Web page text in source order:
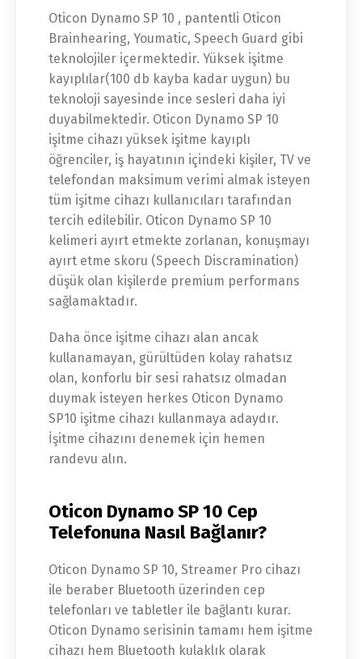
Oticon Dynamo SP 10 , pantentli Oticon
Brainhearing, Youmatic, Speech Guard gibi
teknolojiler içermektedir. Yüksek işitme
kayıplılar(100 db kayba kadar uygun) bu
teknoloji sayesinde ince sesleri daha iyi
duyabilmektedir. Oticon Dynamo SP 10
işitme cihazı yüksek işitme kayıplı
öğrenciler, iş hayatının içindeki kişiler, TV ve
telefondan maksimum verimi almak isteyen
tüm işitme cihazı kullanıcıları tarafından
tercih edilebilir. Oticon Dynamo SP 10
kelimeri ayırt etmekte zorlanan, konuşmayı
ayırt etme skoru (Speech Discramination)
düşük olan kişilerde premium performans
sağlamaktadır.
Daha önce işitme cihazı alan ancak
kullanamayan, gürültüden kolay rahatsız
olan, konforlu bir sesi rahatsız olmadan
duymak isteyen herkes Oticon Dynamo
SP10 işitme cihazı kullanmaya adaydır.
İşitme cihazını denemek için hemen
randevu alın.
Oticon Dynamo SP 10 Cep
Telefonuna Nasıl Bağlanır?
Oticon Dynamo SP 10, Streamer Pro cihazı
ile beraber Bluetooth üzerinden cep
telefonları ve tabletler ile bağlantı kurar.
Oticon Dynamo serisinin tamamı hem işitme
cihazı hem Bluetooth kulaklık olarak